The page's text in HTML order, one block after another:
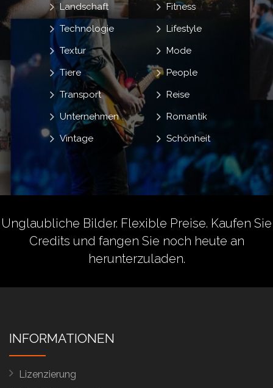
Fitness
Landschaft
Lifestyle
Mode
People
Reise
Romantik
Schönheit
Technologie
Textur
Tiere
Transport
Unternehmen
Vintage
Unglaubliche Bilder. Flexible Preise. Kaufen Sie
Credits und fangen Sie noch heute an
herunterzuladen.
INFORMATIONEN
Lizenzierung